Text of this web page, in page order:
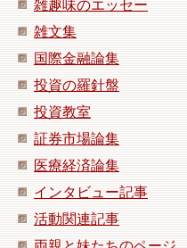
雑趣味のエッセー
雑文集
国際金融論集
投資の羅針盤
投資教室
証券市場論集
医療経済論集
インタビュー記事
活動関連記事